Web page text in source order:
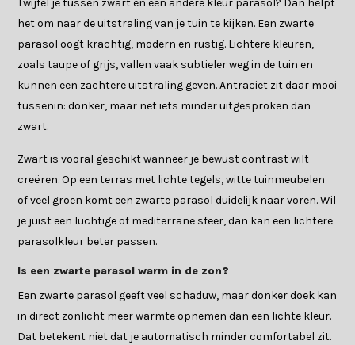
Twijfel je tussen zwart en een andere kleur parasol? Dan helpt
het om naar de uitstraling van je tuin te kijken. Een zwarte
parasol oogt krachtig, modern en rustig. Lichtere kleuren,
zoals taupe of grijs, vallen vaak subtieler weg in de tuin en
kunnen een zachtere uitstraling geven. Antraciet zit daar mooi
tussenin: donker, maar net iets minder uitgesproken dan
zwart.
Zwart is vooral geschikt wanneer je bewust contrast wilt
creëren. Op een terras met lichte tegels, witte tuinmeubelen
of veel groen komt een zwarte parasol duidelijk naar voren. Wil
je juist een luchtige of mediterrane sfeer, dan kan een lichtere
parasolkleur beter passen.
Is een zwarte parasol warm in de zon?
Een zwarte parasol geeft veel schaduw, maar donker doek kan
in direct zonlicht meer warmte opnemen dan een lichte kleur.
Dat betekent niet dat je automatisch minder comfortabel zit.